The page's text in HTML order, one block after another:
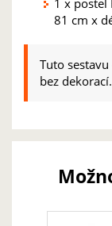
1 x postel
81 cm x
Tuto
bez dekorací.